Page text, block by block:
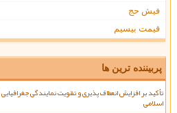
فیش حج
قیمت بیسیم
پربیننده ترین ها
تأکید بر افزایش انعطاف پذیری و تقویت نمایندگی جغرافیایی
اسلامی